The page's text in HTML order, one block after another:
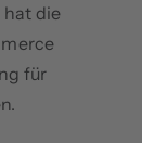
die
für